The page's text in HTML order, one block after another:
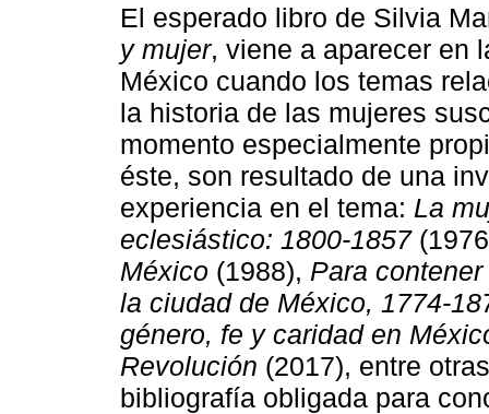
El esperado libro de Silvia
y mujer, viene a aparecer en
México cuando los temas
la historia de las mujeres
momento especialmente
éste, son resultado de una
experiencia en el tema: La
eclesiástico: 1800-1857
México (1988), Para
la ciudad de México, 1774-
género, fe y caridad en
Revolución (2017), entre
bibliografía obligada para